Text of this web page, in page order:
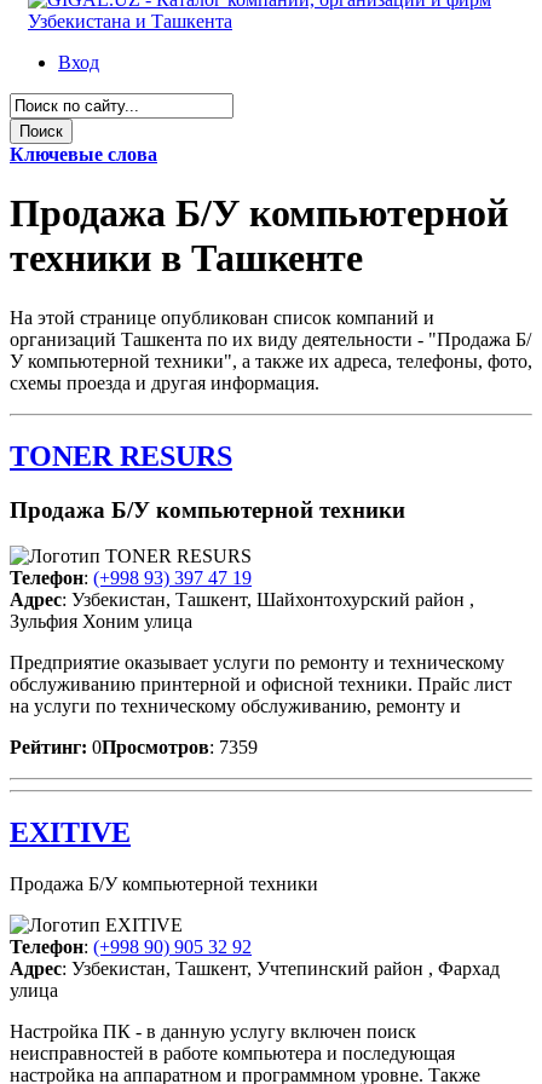
Вход
Ключевые слова
Продажа Б/У компьютерной
техники в Ташкенте
На этой странице опубликован список компаний и
организаций Ташкента по их виду деятельности - "Продажа Б/
У компьютерной техники", а также их адреса, телефоны, фото,
схемы проезда и другая информация.
TONER RESURS
Продажа Б/У компьютерной техники
Телефон: (+998 93) 397 47 19
Адрес: Узбекистан, Ташкент, Шайхонтохурский район ,
Зульфия Хоним улица
Предприятие оказывает услуги по ремонту и техническому
обслуживанию принтерной и офисной техники. Прайс лист
на услуги по техническому обслуживанию, ремонту и
Рейтинг: 0Просмотров: 7359
EXITIVE
Продажа Б/У компьютерной техники
Телефон: (+998 90) 905 32 92
Адрес: Узбекистан, Ташкент, Учтепинский район , Фархад
улица
Настройка ПК - в данную услугу включен поиск
неисправностей в работе компьютера и последующая
настройка на аппаратном и программном уровне. Также